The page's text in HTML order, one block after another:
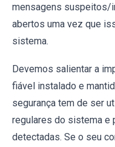
mensagens suspeitos/
abertos uma vez que
sistema.
Devemos salientar a
fiável instalado e
segurança tem de ser
regulares do sistema e
detectadas. Se o seu